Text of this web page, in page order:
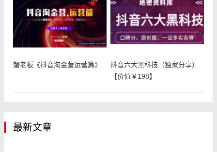
蟹老板《抖音淘金营运营篇》
抖音六大黑科技（独家分享）
【价值￥198】
最新文章